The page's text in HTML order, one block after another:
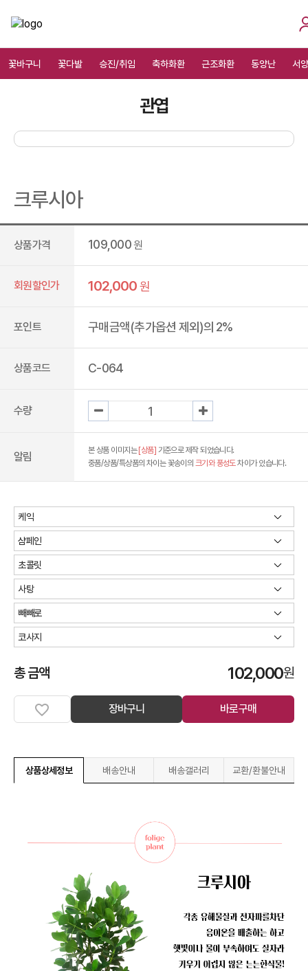
꽃바구니 꽃다발 승진/취임 축하화환 근조화환 동양난 서
관엽
크루시아
상품가격 109,000 원
회원할인가 102,000원
포인트 구매금액(추가옵션 제외)의 2%
상품코드 C-064
수량
알림 본 상품 이미지는 [상품] 기준으로 제작 되었습니다.
중품/상품/특상품의 차이는 꽃송이의 크기와 풍성도차이가 있습니다.
총 금액 102,000원
장바구니 바로구매
상품상세정보 배송안내 배송갤러리 교환/환불안내